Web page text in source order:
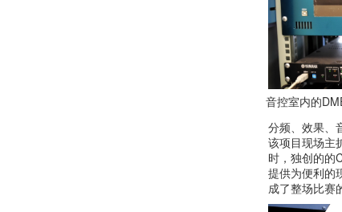
音控室内的
分频、效果、
该项目现场主
时，独创的的
提供为便利的
成了整场比赛